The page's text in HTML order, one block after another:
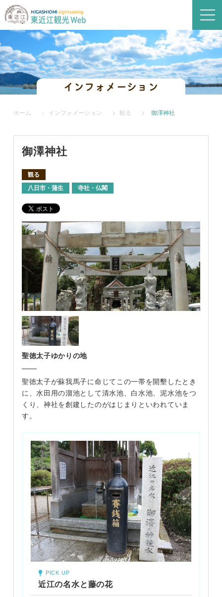
インフォメーション
ホーム インフォメーション 観る 御澤神社
御澤神社
観る
八日市・蒲生
寺社・仏閣
聖徳太子ゆかりの地
聖徳太子が蘇我馬子に命じてこの一帯を開墾したとき
に、水田用の溜池として清水池、白水池、泥水池をつ
くり、神社を創建したのがはじまりといわれていま
す。
PICK UP
近江の名水と藤の花